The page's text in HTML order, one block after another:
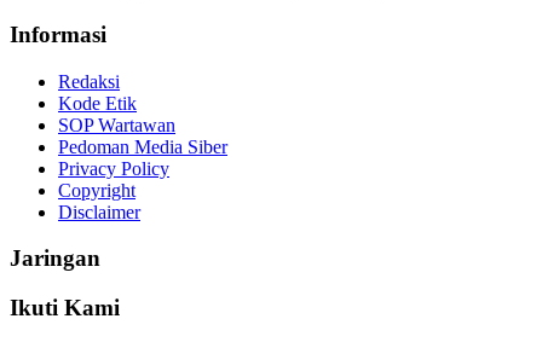
Informasi
Redaksi
Kode Etik
SOP Wartawan
Pedoman Media Siber
Privacy Policy
Copyright
Disclaimer
Jaringan
Ikuti Kami